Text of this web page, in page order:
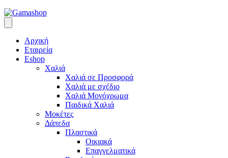
Αρχική
Εταιρεία
Eshop
Χαλιά
Χαλιά σε Προσφορά
Χαλιά με σχέδιο
Χαλιά Μονόχρωμα
Παιδικά Χαλιά
Μοκέτες
Δάπεδα
Πλαστικά
Οικιακά
Επαγγελματικά